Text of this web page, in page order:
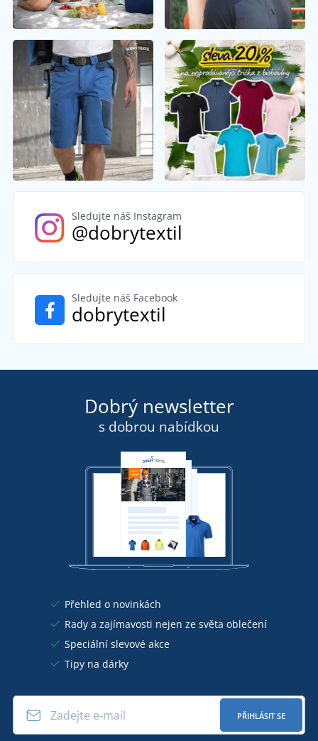
Sledujte náš Instagram
@dobrytextil
Sledujte náš Facebook
dobrytextil
Dobrý newsletter
s dobrou nabídkou
Přehled o novinkách
Rady a zajímavosti nejen ze světa oblečení
Speciální slevové akce
Tipy na dárky
PŘIHLÁSIT SE